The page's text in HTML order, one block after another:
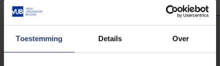
Toestemming Details Over
"Ik schreef me begin juli al in, en